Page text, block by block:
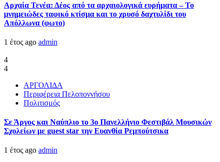
Αρχαία Τενέα: Δέος από τα αρχαιολογικά ευρήματα – Το
μνημειώδες ταφικό κτίσμα και το χρυσό δαχτυλίδι του
Απόλλωνα (φωτο)
1 έτος ago admin
4
4
ΑΡΓΟΛΙΔΑ
Περιφέρεια Πελοποννήσου
Πολιτισμός
Σε Άργος και Ναύπλιο το 3ο Πανελλήνιο Φεστιβάλ Μουσικών
Σχολείων με guest star την Ευανθία Ρεμπούτσικα
1 έτος ago admin